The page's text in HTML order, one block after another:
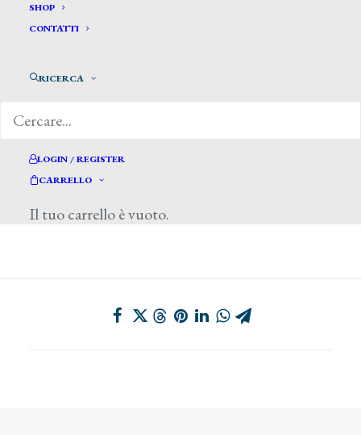
SHOP
CONTATTI
RICERCA
LOGIN / REGISTER
CARRELLO
Il tuo carrello è vuoto.
di Roberto Napoletano, Il Sole 24 Ore, 2